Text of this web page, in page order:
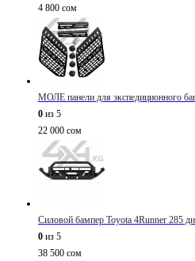
4 800 сом
МОЛЕ панели для экспедиционного
0 из 5
22 000 сом
Силовой бампер Toyota 4Runner 285
0 из 5
38 500 сом